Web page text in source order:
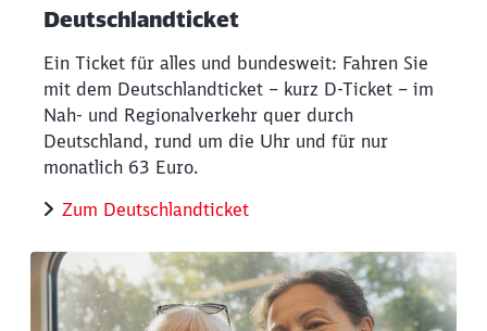
Deutschlandticket
Ein Ticket für alles und bundesweit: Fahren Sie
mit dem Deutschlandticket – kurz D-Ticket – im
Nah- und Regionalverkehr quer durch
Deutschland, rund um die Uhr und für nur
monatlich 63 Euro.
Zum Deutschlandticket